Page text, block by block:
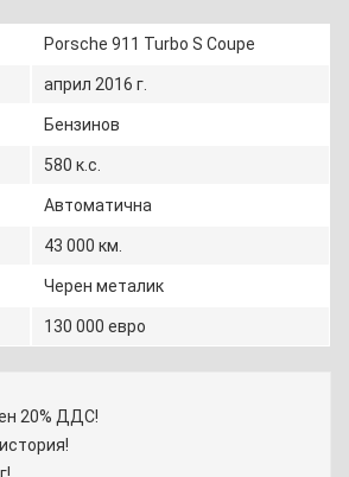
Porsche 911 Turbo S Coupe
април 2016 г.
Бензинов
580 к.с.
Автоматична
43 000 км.
Черен металик
130 000 евро
20% ДДС!